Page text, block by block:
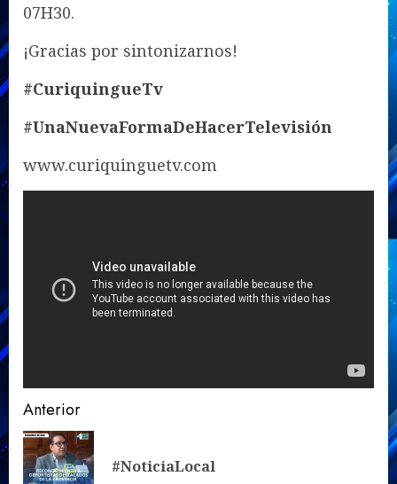
07H30.
¡Gracias por sintonizarnos!
#CuriquingueTv
#UnaNuevaFormaDeHacerTelevisión
www.curiquinguetv.com
Sigue
leyendo
Anterior
#NoticiaLocal